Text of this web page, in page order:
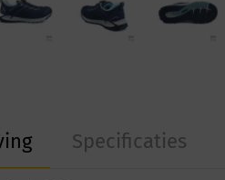
Specificaties